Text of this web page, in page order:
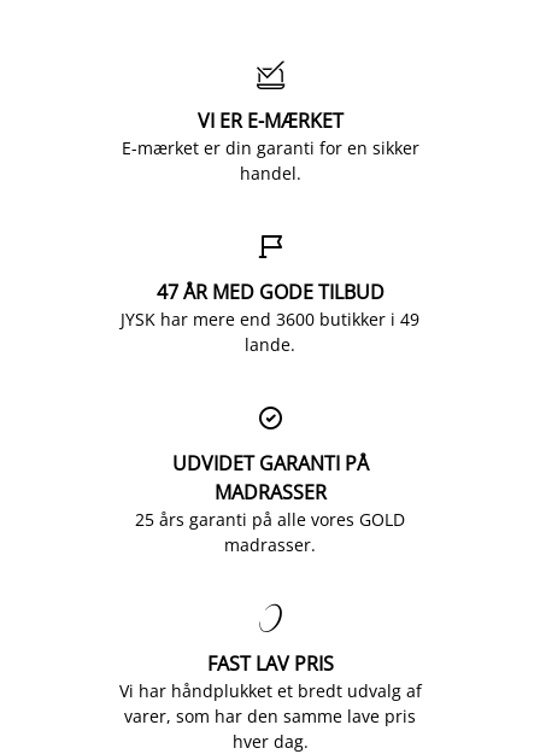

VI ER E-MÆRKET
E-mærket er din garanti for en sikker
handel.

47 ÅR MED GODE TILBUD
JYSK har mere end 3600 butikker i 49
lande.

UDVIDET GARANTI PÅ
MADRASSER
25 års garanti på alle vores GOLD
madrasser.

FAST LAV PRIS
Vi har håndplukket et bredt udvalg af
varer, som har den samme lave pris
hver dag.